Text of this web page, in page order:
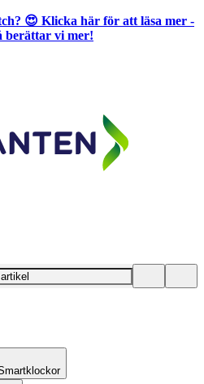
😍 Klicka här för att läsa mer -
berättar vi mer!